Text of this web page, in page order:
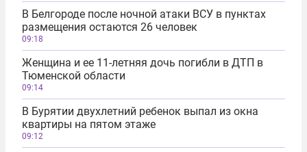
В Белгороде после ночной атаки ВСУ в пунктах
размещения остаются 26 человек
09:18
Женщина и ее 11-летняя дочь погибли в ДТП в
Тюменской области
09:14
В Бурятии двухлетний ребенок выпал из окна
квартиры на пятом этаже
09:12